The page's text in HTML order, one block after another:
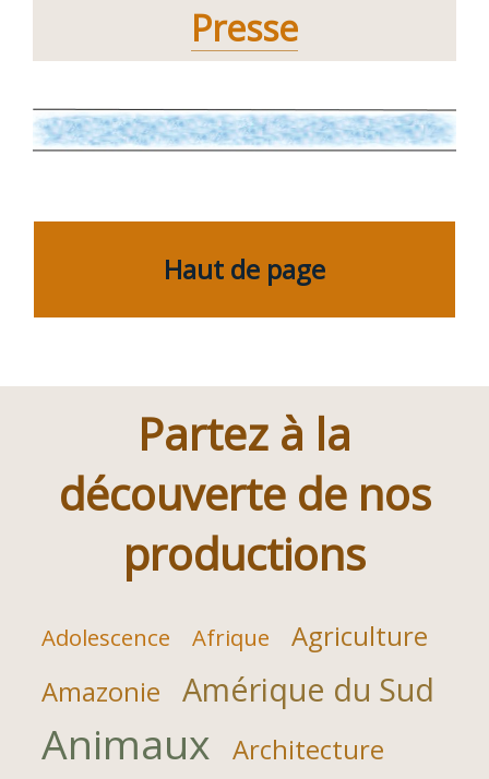
Presse
Haut de page
Partez à la
découverte de nos
productions
Adolescence Afrique
Agriculture
Amazonie
Amérique du Sud
Animaux Architecture